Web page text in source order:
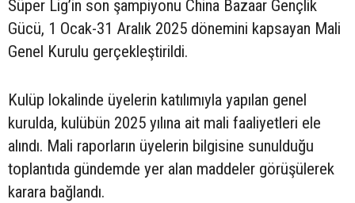
Süper Lig’in son şampiyonu China Bazaar Gençlik
Gücü, 1 Ocak-31 Aralık 2025 dönemini kapsayan Mali
Genel Kurulu gerçekleştirildi.
Kulüp lokalinde üyelerin katılımıyla yapılan genel
kurulda, kulübün 2025 yılına ait mali faaliyetleri ele
alındı. Mali raporların üyelerin bilgisine sunulduğu
toplantıda gündemde yer alan maddeler görüşülerek
karara bağlandı.